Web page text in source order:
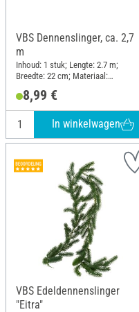
VBS Dennenslinger, ca. 2,7
m
Inhoud: 1 stuk; Lengte: 2.7 m;
Breedte: 22 cm; Materiaal:
8,99 €
In winkelwagen
VBS Edeldennenslinger
"Eitra"